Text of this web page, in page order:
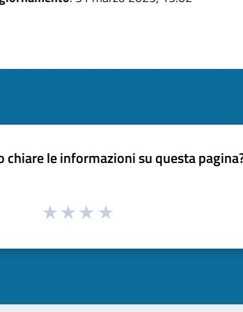
chiare le informazioni su questa